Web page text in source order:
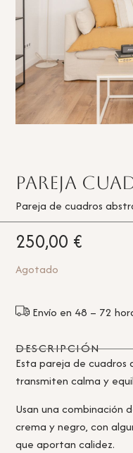
Pareja
Pareja de cuadros
250,00 €
Agotado
Envío en 48 – 72
DESCRIPCIÓN
Esta pareja de
transmiten calma y
Usan una combinación
crema y negro, con
que aportan calidez.